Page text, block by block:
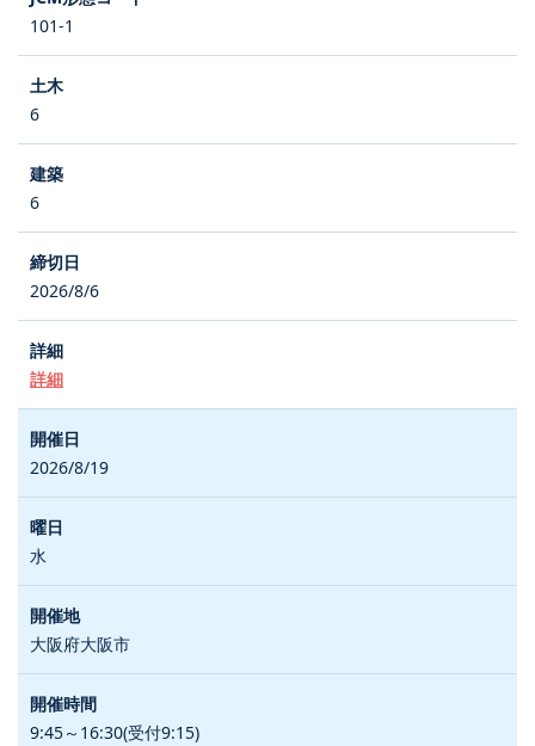
101-1
6
6
2026/8/6
詳細
2026/8/19
水
大阪府大阪市
9:45～16:30(受付9:15)